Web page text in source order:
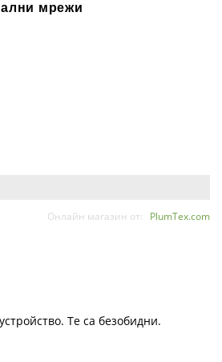
мрежи
Онлайн магазин от: PlumTex.com
Те са безобидни.